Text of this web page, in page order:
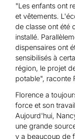
"Les enfants ont
et vêtements.
de classe ont été
installé.
dispensaires ont
sensibilisés à
région, le projet
potable", raconte
Florence a
force et son
Aujourd'hui,
une grande
y a beaucoup de